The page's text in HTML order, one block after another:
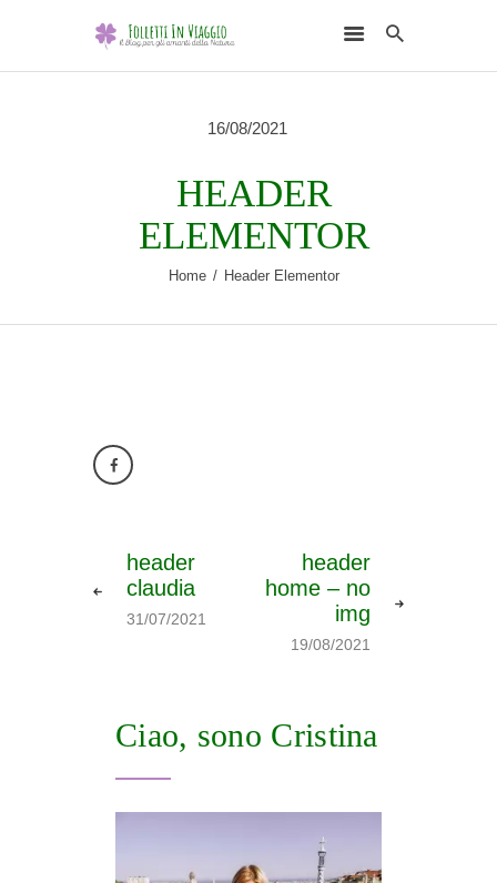
16/08/2021
HEADER
ELEMENTOR
Home Header Elementor
HOME
NATURALE
header
claudia
31/07/2021
header
home – no
img
19/08/2021
Ciao, sono Cristina